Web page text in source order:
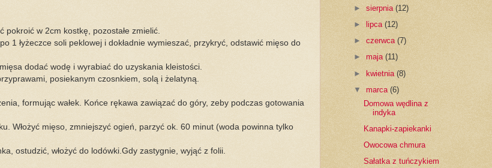
pokroić w 2cm kostkę, pozostałe zmielić.
1 łyżeczce soli peklowej i dokładnie wymieszać, przykryć, odstawić mięso do
dodać wodę i wyrabiać do uzyskania kleistości.
posiekanym czosnkiem, solą i żelatyną.
formując wałek. Końce rękawa zawiązać do góry, zeby podczas gotowania
Włożyć mięso, zmniejszyć ogień, parzyć ok. 60 minut (woda powinna tylko
ostudzić, włożyć do lodówki.Gdy zastygnie, wyjąć z folii.
► sierpnia (12)
►
lipca (12)
► czerwca (7)
► maja (11)
► kwietnia (8)
▼ marca (6)
Domowa wędlina z
indyka
Kanapki-zapiekanki
Owocowa chmura
Sałatka z tuńczykiem